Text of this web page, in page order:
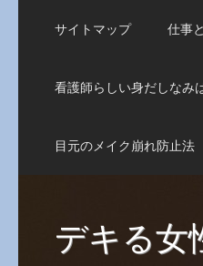
サイトマップ 仕事
看護師らしい身だしなみ
目元のメイク崩れ防止法
デキる女